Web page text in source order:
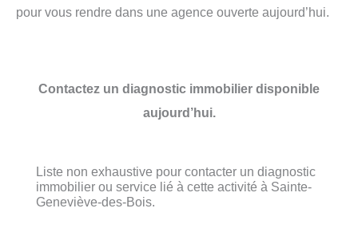
pour vous rendre dans une agence ouverte aujourd’hui.
Contactez un diagnostic immobilier disponible
aujourd’hui.
Liste non exhaustive pour contacter un diagnostic
immobilier ou service lié à cette activité à Sainte-
Geneviève-des-Bois.